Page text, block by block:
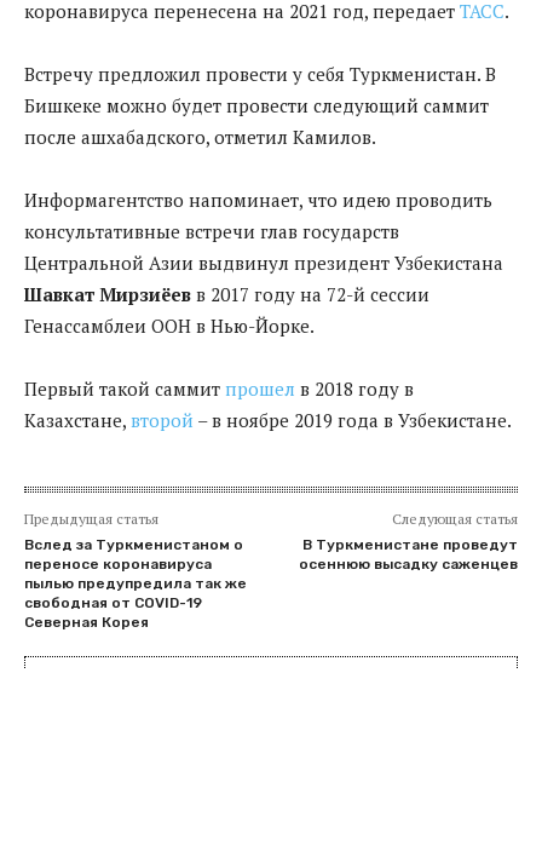
коронавируса перенесена на 2021 год, передает ТАСС.
Встречу предложил провести у себя Туркменистан. В
Бишкеке можно будет провести следующий саммит
после ашхабадского, отметил Камилов.
Информагентство напоминает, что идею проводить
консультативные встречи глав государств
Центральной Азии выдвинул президент Узбекистана
Шавкат Мирзиёев в 2017 году на 72-й сессии
Генассамблеи ООН в Нью-Йорке.
Первый такой саммит прошел в 2018 году в
Казахстане, второй – в ноябре 2019 года в Узбекистане.
Предыдущая статья
Вслед за Туркменистаном о
переносе коронавируса
пылью предупредила так же
свободная от COVID-19
Северная Корея
Следующая статья
В Туркменистане проведут
осеннюю высадку саженцев